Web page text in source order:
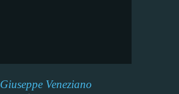
Giuseppe Veneziano